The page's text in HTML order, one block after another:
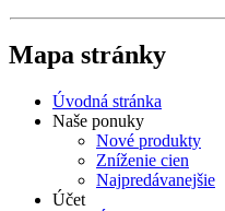
Mapa stránky
Úvodná stránka
Naše ponuky
Nové produkty
Zníženie cien
Najpredávanejšie
Účet